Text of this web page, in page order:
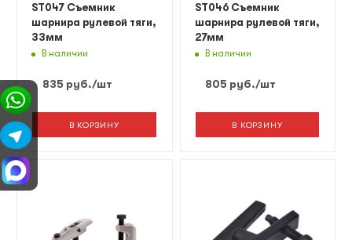
ST047 Съемник
шарнира рулевой тяги,
33мм
В наличии
835 руб./шт
В КОРЗИНУ
ST046 Съемник
шарнира рулевой тяги,
27мм
В наличии
805 руб./шт
В КОРЗИНУ